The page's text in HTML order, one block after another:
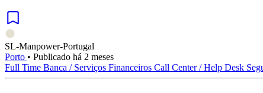
SL-Manpower-Portugal
Porto • Publicado há 2 meses
Full Time Banca / Serviços Financeiros Call Center / Help Desk